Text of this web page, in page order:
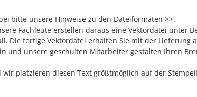
bitte unsere Hinweise zu den Dateiformaten >>.
Fachleute erstellen daraus eine Vektordatei unter
Die fertige Vektordatei erhalten Sie mit der Lieferung
und unsere geschulten Mitarbeiter gestalten Ihren
platzieren diesen Text größtmöglich auf der